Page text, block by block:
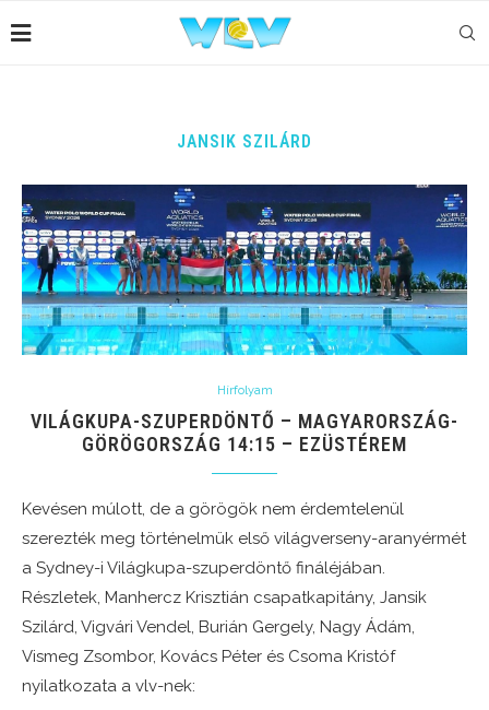
JANSIK SZILÁRD
Hírfolyam
VILÁGKUPA-SZUPERDÖNTŐ – MAGYARORSZÁG-
GÖRÖGORSZÁG 14:15 – EZÜSTÉREM
Kevésen múlott, de a görögök nem érdemtelenül
szerezték meg történelmük első világverseny-aranyérmét
a Sydney-i Világkupa-szuperdöntő fináléjában.
Részletek, Manhercz Krisztián csapatkapitány, Jansik
Szilárd, Vigvári Vendel, Burián Gergely, Nagy Ádám,
Vismeg Zsombor, Kovács Péter és Csoma Kristóf
nyilatkozata a vlv-nek: